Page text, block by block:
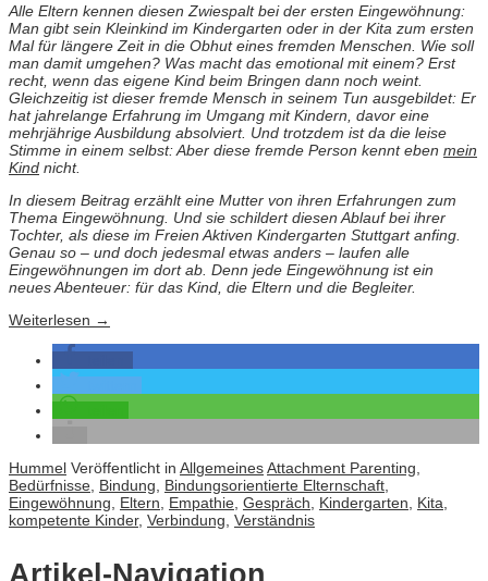
Alle Eltern kennen diesen Zwiespalt bei der ersten Eingewöhnung:
Man gibt sein Kleinkind im Kindergarten oder in der Kita zum ersten
Mal für längere Zeit in die Obhut eines fremden Menschen. Wie soll
man damit umgehen? Was macht das emotional mit einem? Erst
recht, wenn das eigene Kind beim Bringen dann noch weint.
Gleichzeitig ist dieser fremde Mensch in seinem Tun ausgebildet: Er
hat jahrelange Erfahrung im Umgang mit Kindern, davor eine
mehrjährige Ausbildung absolviert. Und trotzdem ist da die leise
Stimme in einem selbst: Aber diese fremde Person kennt eben mein
Kind nicht.
In diesem Beitrag erzählt eine Mutter von ihren Erfahrungen zum
Thema Eingewöhnung. Und sie schildert diesen Ablauf bei ihrer
Tochter, als diese im Freien Aktiven Kindergarten Stuttgart anfing.
Genau so – und doch jedesmal etwas anders – laufen alle
Eingewöhnungen im dort ab. Denn jede Eingewöhnung ist ein
neues Abenteuer: für das Kind, die Eltern und die Begleiter.
Weiterlesen →
Hummel Veröffentlicht in AllgemeinesAttachment Parenting
Bedürfnisse Bindung Bindungsorientierte Elternschaft
Eingewöhnung
Eltern Empathie Gespräch Kindergarten Kita
kompetente Kinder, Verbindung Verständnis
Artikel-Navigation